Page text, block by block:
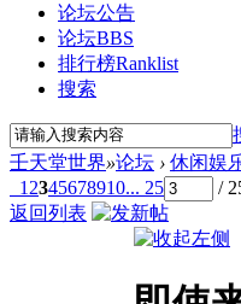
论坛公告
论坛BBS
排行榜Ranklist
搜索
壬天堂世界»论坛 › 休闲娱
1 2345678910... 25 /
返回列表